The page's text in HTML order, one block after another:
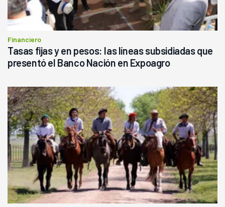
Financiero
Tasas fijas y en pesos: las líneas subsidiadas que
presentó el Banco Nación en Expoagro